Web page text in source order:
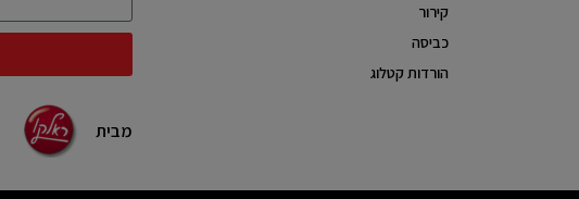
קירור
כביסה
הורדות קטלוג
מבית